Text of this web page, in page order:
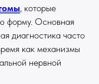
, которые
форму. Основная
диагностика часто
как механизмы
нервной